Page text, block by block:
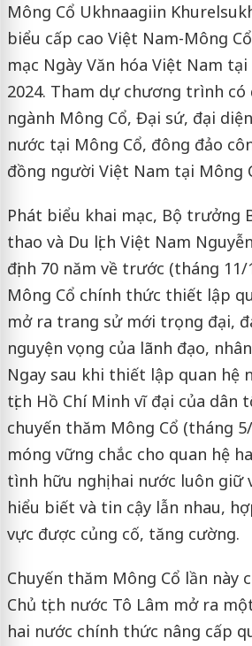
Mông Cổ Ukhnaagiin
biểu cấp cao Việt Nam-Mông
mạc Ngày Văn hóa Việt Nam
2024. Tham dự chương trình có
ngành Mông Cổ, Đại sứ, đại
nước tại Mông Cổ, đông đảo
đồng người Việt Nam tại Mông
Phát biểu khai mạc, Bộ trưởng
thao và Du lịch Việt Nam
định 70 năm về trước (tháng 11/
Mông Cổ chính thức thiết lập
mở ra trang sử mới trọng đại,
nguyện vọng của lãnh đạo,
Ngay sau khi thiết lập quan hệ
tịch Hồ Chí Minh vĩ đại của dân
chuyến thăm Mông Cổ (tháng
móng vững chắc cho quan hệ
tình hữu nghị hai nước luôn giữ
hiểu biết và tin cậy lẫn nhau,
vực được củng cố, tăng cường.
Chuyến thăm Mông Cổ lần này
Chủ tịch nước Tô Lâm mở ra
hai nước chính thức nâng cấp